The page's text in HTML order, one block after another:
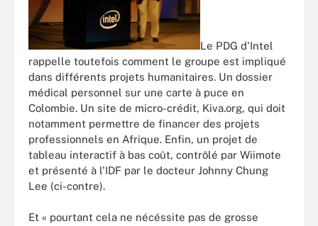
Le PDG d'Intel
rappelle toutefois comment le groupe est impliqué
dans différents projets humanitaires. Un dossier
médical personnel sur une carte à puce en
Colombie. Un site de micro-crédit, Kiva.org, qui doit
notamment permettre de financer des projets
professionnels en Afrique. Enfin, un projet de
tableau interactif à bas coût, contrôlé par Wiimote
et présenté à l'IDF par le docteur Johnny Chung
Lee (ci-contre).
Et « pourtant cela ne nécéssite pas de grosse